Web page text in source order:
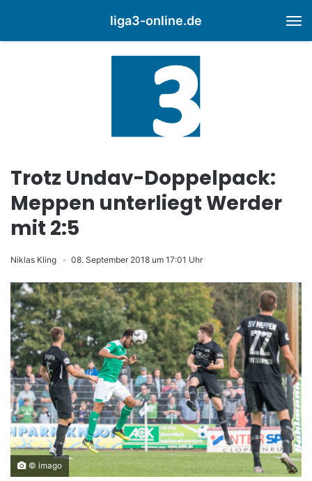
liga3-online.de
Trotz Undav-Doppelpack:
Meppen unterliegt Werder
mit 2:5
Niklas Kling 08. September 2018 um 17:01 Uhr
© imago